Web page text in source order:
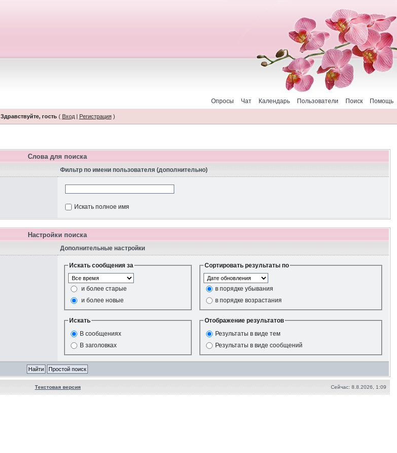
Помощь
Поиск
Пользователи
Календарь
Чат
Опросы
Здравствуйте, гость( Вход| Регистрация)
Слова для поиска
Фильтр по имени пользователя (дополнительно)
Искать полное имя
Настройки поиска
Дополнительные настройки
Искать сообщения за
и более старые
и более новые
Сортировать результаты по
в порядке убывания
в порядке возрастания
Искать
В сообщениях
В заголовках
Отображение результатов
Результаты в виде тем
Результаты в виде сообщений
Текстовая версия Сейчас: 8.8.2026, 1:09